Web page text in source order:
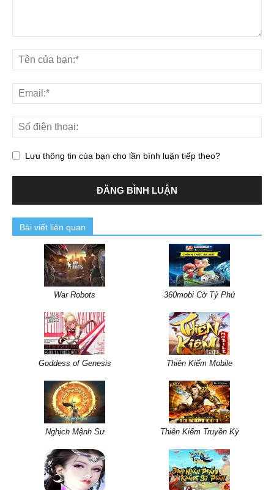
Lưu thông tin của bạn cho lần bình luận tiếp theo?
Bài viết liên quan
War Robots 360mobi Cờ Tỷ Phú
Goddess of Genesis Thiên Kiếm Mobile
Nghịch Mệnh Sư Thiên Kiếm Truyền Kỳ